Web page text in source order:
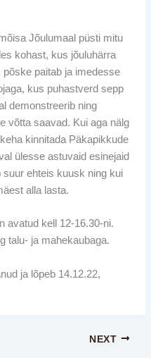
Jõulumaal püsti mitu
kohast, kus jõuluhärra
põske paitab ja imedesse
kus puhastverd sepp
demonstreerib ning
võtta saavad. Kui aga nälg
kinnitada Päkapikkude
ülesse astuvaid esinejaid
suur ehteis kuusk ning kui
alla lasta.
avatud kell 12-16.30-ni.
talu- ja mahekaubaga.
ja lõpeb 14.12.22,
NEXT